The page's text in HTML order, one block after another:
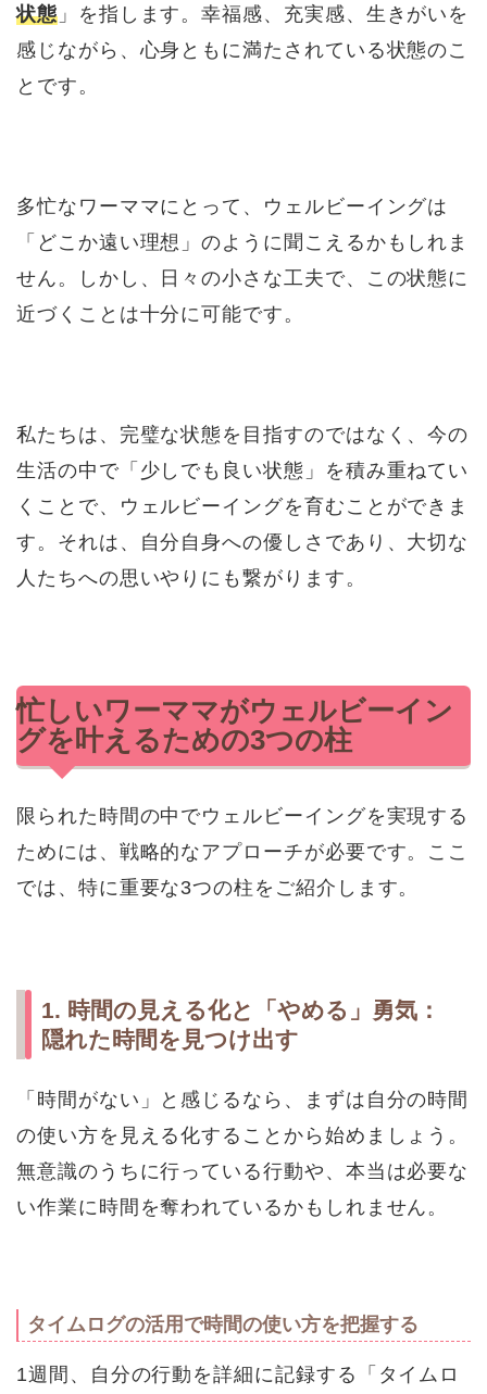
状態」を指します。幸福感、充実感、生きがいを
感じながら、心身ともに満たされている状態のこ
とです。
多忙なワーママにとって、ウェルビーイングは
「どこか遠い理想」のように聞こえるかもしれま
せん。しかし、日々の小さな工夫で、この状態に
近づくことは十分に可能です。
私たちは、完璧な状態を目指すのではなく、今の
生活の中で「少しでも良い状態」を積み重ねてい
くことで、ウェルビーイングを育むことができま
す。それは、自分自身への優しさであり、大切な
人たちへの思いやりにも繋がります。
忙しいワーママがウェルビーイン
グを叶えるための3つの柱
限られた時間の中でウェルビーイングを実現する
ためには、戦略的なアプローチが必要です。ここ
では、特に重要な3つの柱をご紹介します。
1. 時間の見える化と「やめる」勇気：
隠れた時間を見つけ出す
「時間がない」と感じるなら、まずは自分の時間
の使い方を見える化することから始めましょう。
無意識のうちに行っている行動や、本当は必要な
い作業に時間を奪われているかもしれません。
タイムログの活用で時間の使い方を把握する
1週間、自分の行動を詳細に記録する「タイムロ